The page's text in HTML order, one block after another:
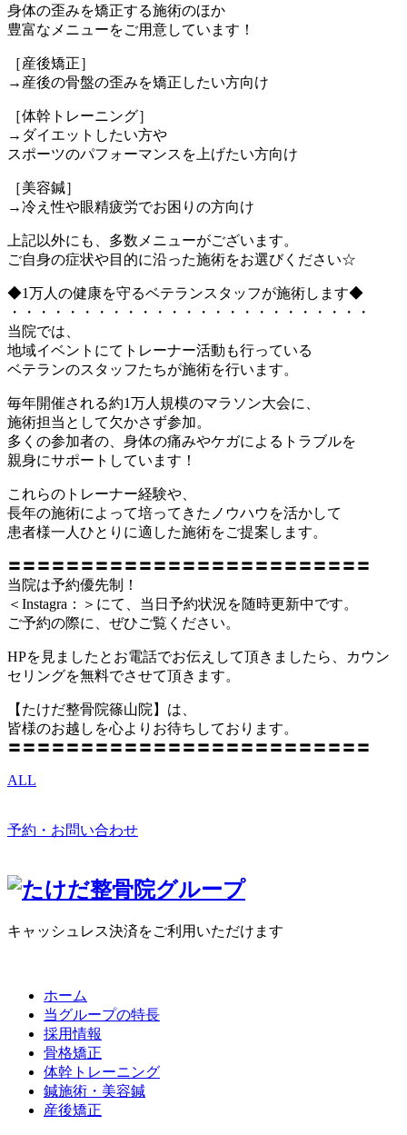
身体の歪みを矯正する施術のほか
豊富なメニューをご用意しています！
［産後矯正］
→産後の骨盤の歪みを矯正したい方向け
［体幹トレーニング］
→ダイエットしたい方や
スポーツのパフォーマンスを上げたい方向け
［美容鍼］
→冷え性や眼精疲労でお困りの方向け
上記以外にも、多数メニューがございます。
ご自身の症状や目的に沿った施術をお選びください☆
◆1万人の健康を守るベテランスタッフが施術します◆
・・・・・・・・・・・・・・・・・・・・・・・・・
当院では、
地域イベントにてトレーナー活動も行っている
ベテランのスタッフたちが施術を行います。
毎年開催される約1万人規模のマラソン大会に、
施術担当として欠かさず参加。
多くの参加者の、身体の痛みやケガによるトラブルを
親身にサポートしています！
これらのトレーナー経験や、
長年の施術によって培ってきたノウハウを活かして
患者様一人ひとりに適した施術をご提案します。
〓〓〓〓〓〓〓〓〓〓〓〓〓〓〓〓〓〓〓〓〓〓〓〓〓
当院は予約優先制！
＜Instagra：＞にて、当日予約状況を随時更新中です。
ご予約の際に、ぜひご覧ください。
HPを見ましたとお電話でお伝えして頂きましたら、カウン
セリングを無料でさせて頂きます。
【たけだ整骨院篠山院】は、
皆様のお越しを心よりお待ちしております。
〓〓〓〓〓〓〓〓〓〓〓〓〓〓〓〓〓〓〓〓〓〓〓〓〓
ALL
予約・お問い合わせ
キャッシュレス決済をご利用いただけます
ホーム
当グループの特長
採用情報
骨格矯正
体幹トレーニング
鍼施術・美容鍼
産後矯正